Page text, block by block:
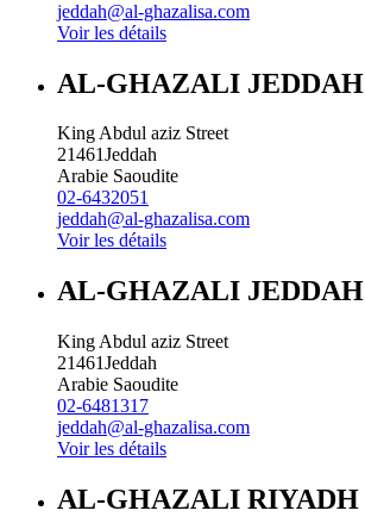
jeddah@al-ghazalisa.com
Voir les détails
AL-GHAZALI JEDDAH
King Abdul aziz Street
21461Jeddah
Arabie Saoudite
02-6432051
jeddah@al-ghazalisa.com
Voir les détails
AL-GHAZALI JEDDAH
King Abdul aziz Street
21461Jeddah
Arabie Saoudite
02-6481317
jeddah@al-ghazalisa.com
Voir les détails
AL-GHAZALI RIYADH